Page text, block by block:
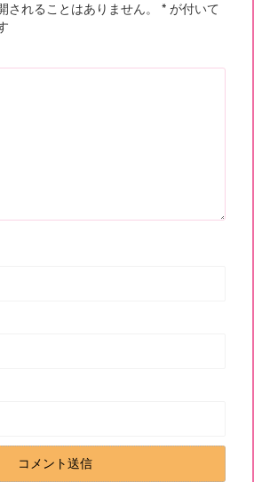
されることはありません。 * が付いて